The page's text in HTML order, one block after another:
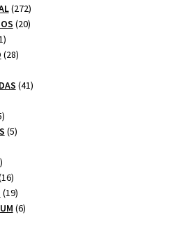
272272
productos
2020
101
productos
2828
4141
155
productos
55
1616
productos
1919
productos
66